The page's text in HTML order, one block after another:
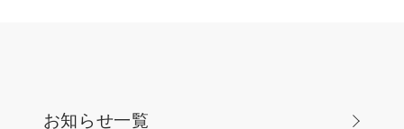
お知らせ一覧